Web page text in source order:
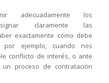
adecuadamente los
claramente las
exactamente cómo debe
ejemplo, cuando nos
conflicto de interés, o ante
proceso de contratación